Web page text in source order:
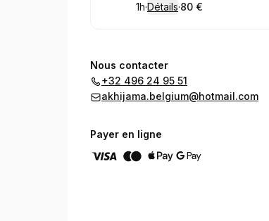
.Durée de l'appel
1h·Détails·
.Prix
80 €
Nous contacter
+32 496 24 95 51
akhijama.belgium@hotmail.com
Payer en ligne